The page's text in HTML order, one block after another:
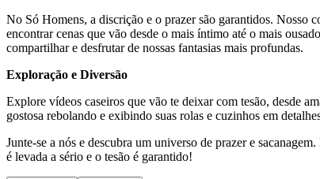
No Só Homens, a discrição e o prazer são garantidos. Nosso
encontrar cenas que vão desde o mais íntimo até o mais
compartilhar e desfrutar de nossas fantasias mais profundas.
Exploração e Diversão
Explore vídeos caseiros que vão te deixar com tesão, desde
gostosa rebolando e exibindo suas rolas e cuzinhos em
Junte-se a nós e descubra um universo de prazer e
é levada a sério e o tesão é garantido!